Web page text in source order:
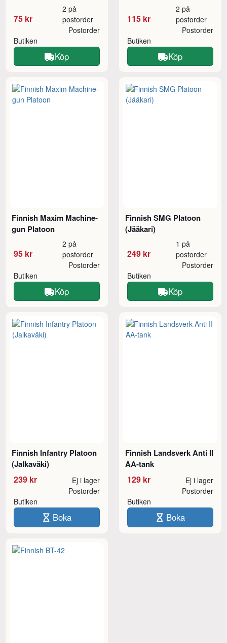
75 kr
2 på
postorder
Butiken
Postorder
Köp
115 kr
2 på
postorder
Butiken
Postorder
Köp
Finnish Maxim Machine-
gun Platoon
95 kr
2 på
postorder
Butiken
Postorder
Köp
Finnish SMG Platoon
(Jääkari)
249 kr
1 på
postorder
Butiken
Postorder
Köp
Finnish Infantry Platoon
(Jalkaväki)
239 kr Ej i lager
Butiken
Postorder
Boka
Finnish Landsverk Anti II
AA-tank
129 kr Ej i lager
Butiken
Postorder
Boka